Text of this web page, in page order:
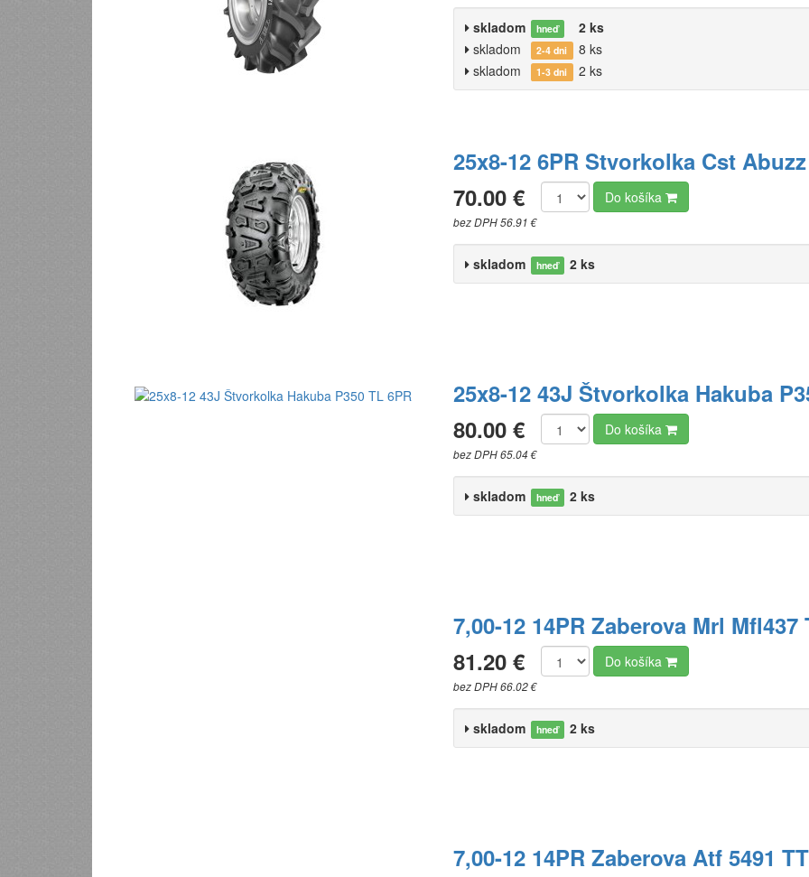
skladom hneď
2 ks
skladom
2-4 dni
8 ks
skladom
1-3 dni 2 ks
25x8-12 6PR Stvorkolka Cst
70.00 €
bez DPH 56.91 €
Do košíka
skladom hneď 2 ks
25x8-12 43J Štvorkolka Hakuba
80.00 €
bez DPH 65.04 €
Do košíka
skladom hneď 2 ks
7,00-12 14PR Zaberova Mrl Mfl437
81.20 €
bez DPH 66.02 €
Do košíka
skladom hneď 2 ks
7,00-12 14PR Zaberova Atf 5491